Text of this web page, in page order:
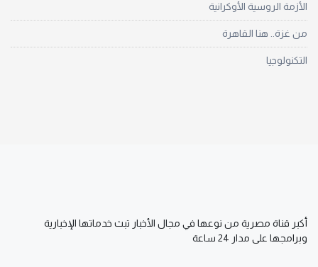
الأزمة الروسية الأوكرانية
من غزة.. هنا القاهرة
التكنولوجيا
أكبر قناة مصرية من نوعها في مجال الأخبار تبث خدماتها الإخبارية
وبرامجها على مدار 24 ساعة